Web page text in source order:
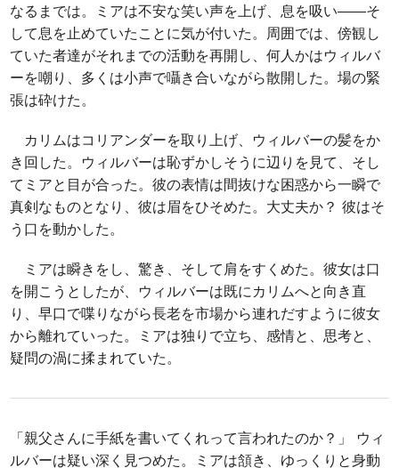
なるまでは。ミアは不安な笑い声を上げ、息を吸い――そ
して息を止めていたことに気が付いた。周囲では、傍観し
ていた者達がそれまでの活動を再開し、何人かはウィルバ
ーを嘲り、多くは小声で囁き合いながら散開した。場の緊
張は砕けた。
カリムはコリアンダーを取り上げ、ウィルバーの髪をか
き回した。ウィルバーは恥ずかしそうに辺りを見て、そし
てミアと目が合った。彼の表情は間抜けな困惑から一瞬で
真剣なものとなり、彼は眉をひそめた。大丈夫か？ 彼はそ
う口を動かした。
ミアは瞬きをし、驚き、そして肩をすくめた。彼女は口
を開こうとしたが、ウィルバーは既にカリムへと向き直
り、早口で喋りながら長老を市場から連れだすように彼女
から離れていった。ミアは独りで立ち、感情と、思考と、
疑問の渦に揉まれていた。
「親父さんに手紙を書いてくれって言われたのか？」 ウィ
ルバーは疑い深く見つめた。ミアは頷き、ゆっくりと身動